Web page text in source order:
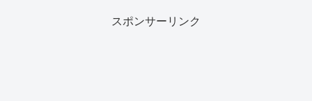
スポンサーリンク